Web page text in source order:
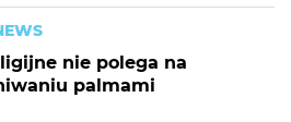
nie polega na
palmami